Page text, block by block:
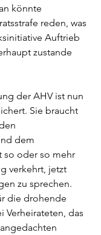
könnte
reden, was
Auftrieb
zustande
der AHV ist nun
Sie braucht
dem
so oder so mehr
verkehrt, jetzt
zu sprechen.
die drohende
Verheirateten, das